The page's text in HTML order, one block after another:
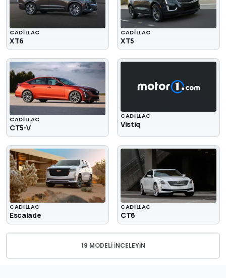
CADILLAC
XT6
CADILLAC
XT5
CADILLAC
CT5-V
CADILLAC
Vistiq
CADILLAC
Escalade
CADILLAC
CT6
19 MODELI İNCELEYIN